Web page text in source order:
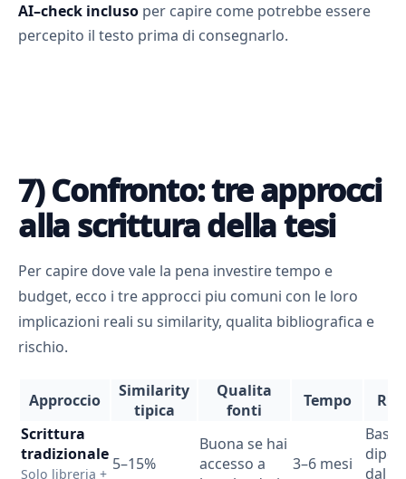
AI–check incluso per capire come potrebbe essere
percepito il testo prima di consegnarlo.
7) Confronto: tre approcci
alla scrittura della tesi
Per capire dove vale la pena investire tempo e
budget, ecco i tre approcci piu comuni con le loro
implicazioni reali su similarity, qualita bibliografica e
rischio.
Approccio
Similarity
tipica
Qualita
fonti
Tempo
Scrittura
tradizionale
Solo libreria +
5–15%
Buona se hai
accesso a
3–6 mesi
dal